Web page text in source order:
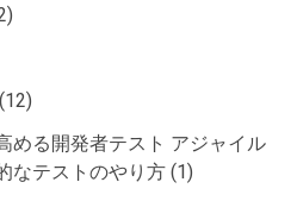
(12)
める開発者テスト アジャイル
なテストのやり方 (1)